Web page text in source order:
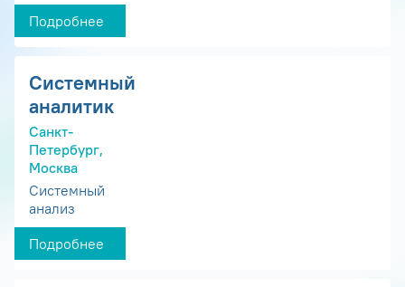
Подробнее
Системный
аналитик
Санкт-
Петербург,
Москва
Системный
анализ
Подробнее